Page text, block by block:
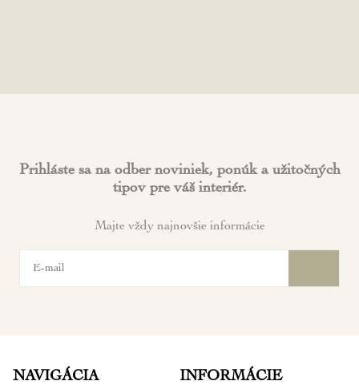
Prihláste sa na odber noviniek, ponúk a užitočných
tipov pre váš interiér.
Majte vždy najnovšie informácie
NAVIGÁCIA INFORMÁCIE